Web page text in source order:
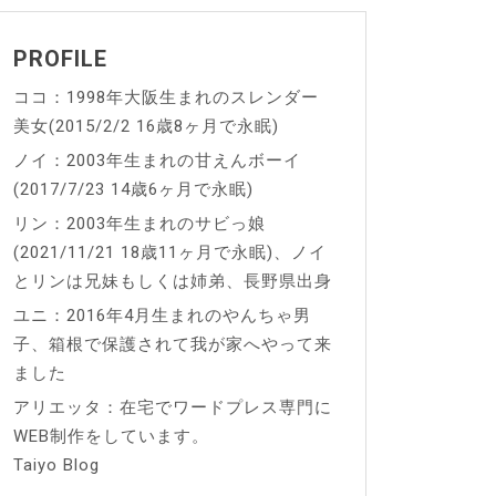
PROFILE
ココ：1998年大阪生まれのスレンダー
美女(2015/2/2 16歳8ヶ月で永眠)
ノイ：2003年生まれの甘えんボーイ
(2017/7/23 14歳6ヶ月で永眠)
リン：2003年生まれのサビっ娘
(2021/11/21 18歳11ヶ月で永眠)、ノイ
とリンは兄妹もしくは姉弟、長野県出身
ユニ：2016年4月生まれのやんちゃ男
子、箱根で保護されて我が家へやって来
ました
アリエッタ：在宅でワードプレス専門に
WEB制作をしています。
Taiyo Blog